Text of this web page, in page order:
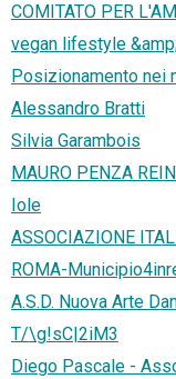
COMITATO PER
vegan lifestyle
Posizionamento nei
Alessandro Bratti
Silvia Garambois
MAURO PENZA
Iole
ASSOCIAZIONE
ROMA-
A.S.D. Nuova Arte
T/\g!sC|2iM3
Diego Pascale -